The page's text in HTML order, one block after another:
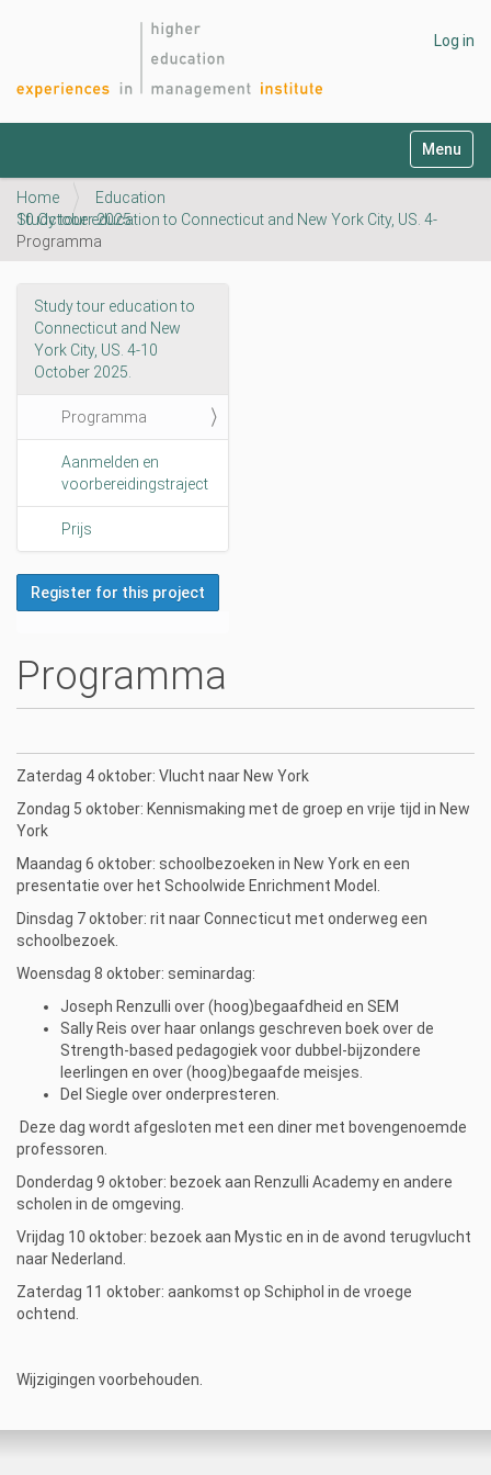
Log in
v
Toggle
Home
Education
Study tour education to Connecticut and New York City, US. 4-10 October 2025.
Programma
N
a
v
i
i
n
Study tour education to
Connecticut and New
York City, US. 4-10
October 2025.
Programma
Aanmelden en
voorbereidingstraject
Prijs
Register for this project
Programma
Zaterdag 4 oktober: Vlucht naar New York
Zondag 5 oktober: Kennismaking met de groep en vrije tijd in New
York
Maandag 6 oktober: schoolbezoeken in New York en een
presentatie over het Schoolwide Enrichment Model.
Dinsdag 7 oktober: rit naar Connecticut met onderweg een
schoolbezoek.
Woensdag 8 oktober: seminardag:
Joseph Renzulli over (hoog)begaafdheid en SEM
Sally Reis over haar onlangs geschreven boek over de
Strength-based pedagogiek voor dubbel-bijzondere
leerlingen en over (hoog)begaafde meisjes.
Del Siegle over onderpresteren.
Deze dag wordt afgesloten met een diner met bovengenoemde
professoren.
Donderdag 9 oktober: bezoek aan Renzulli Academy en andere
scholen in de omgeving.
Vrijdag 10 oktober: bezoek aan Mystic en in de avond terugvlucht
naar Nederland.
Zaterdag 11 oktober: aankomst op Schiphol in de vroege
ochtend.
Wijzigingen voorbehouden.